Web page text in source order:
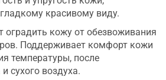
красивому виду.
оградить кожу от обезвоживания
Поддерживает комфорт кожи
температуры, после
сухого воздуха.